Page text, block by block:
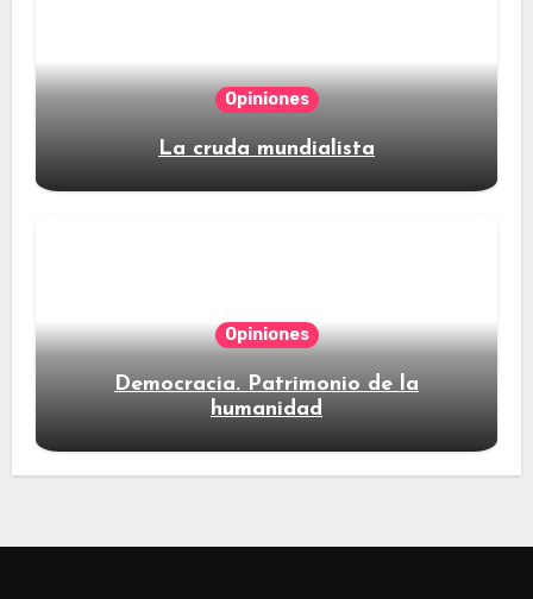
Opiniones
La cruda mundialista
Opiniones
Democracia. Patrimonio de la
humanidad